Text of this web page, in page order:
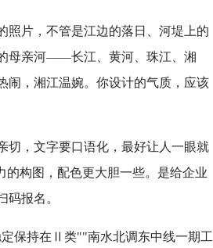
照片，不管是江边的落日、河堤上的
母亲河——长江、黄河、珠江、湘
，湘江温婉。你设计的气质，应该
切，文字要口语化，最好让人一眼就
构图，配色更大胆一些。是给企业
报名。
保持在Ⅱ类""南水北调东中线一期工